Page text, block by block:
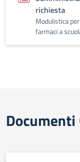
richiesta
Modulistica
farmaci a
Documenti